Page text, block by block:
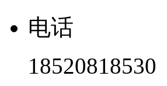
电话
18520818530